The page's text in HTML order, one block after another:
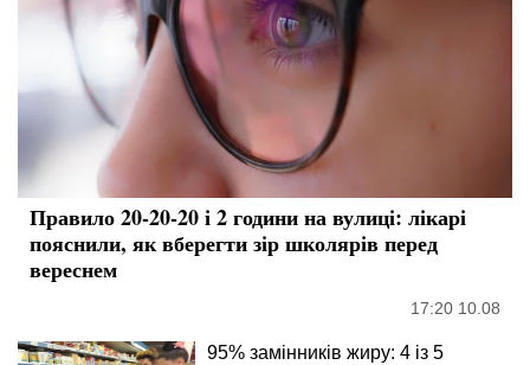
Правило 20-20-20 і 2 години на вулиці: лікарі
пояснили, як вберегти зір школярів перед
вереснем
17:20 10.08
95% замінників жиру: 4 із 5